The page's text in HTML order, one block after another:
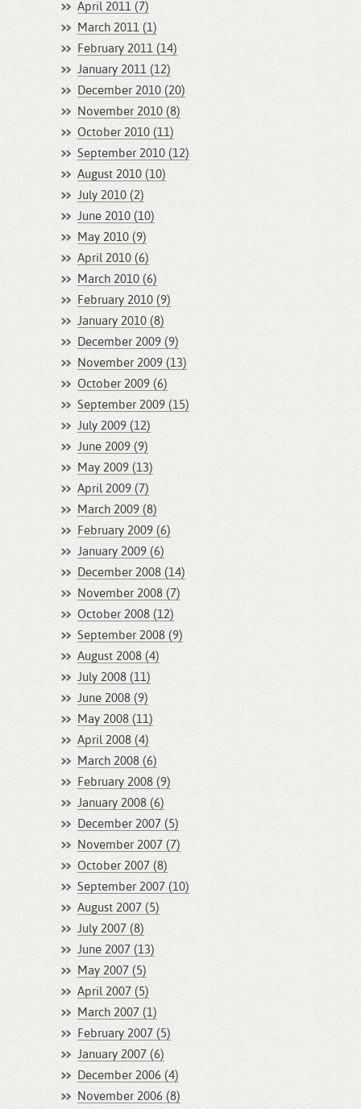
April 2011 (7)
March 2011 (1)
February 2011 (14)
January 2011 (12)
December 2010 (20)
November 2010 (8)
October 2010 (11)
September 2010 (12)
August 2010 (10)
July 2010 (2)
June 2010 (10)
May 2010 (9)
April 2010 (6)
March 2010 (6)
February 2010 (9)
January 2010 (8)
December 2009 (9)
November 2009 (13)
October 2009 (6)
September 2009 (15)
July 2009 (12)
June 2009 (9)
May 2009 (13)
April 2009 (7)
March 2009 (8)
February 2009 (6)
January 2009 (6)
December 2008 (14)
November 2008 (7)
October 2008 (12)
September 2008 (9)
August 2008 (4)
July 2008 (11)
June 2008 (9)
May 2008 (11)
April 2008 (4)
March 2008 (6)
February 2008 (9)
January 2008 (6)
December 2007 (5)
November 2007 (7)
October 2007 (8)
September 2007 (10)
August 2007 (5)
July 2007 (8)
June 2007 (13)
May 2007 (5)
April 2007 (5)
March 2007 (1)
February 2007 (5)
January 2007 (6)
December 2006 (4)
November 2006 (8)